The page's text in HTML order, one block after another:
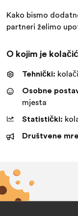
Kako bismo
partneri želimo
O kojim je
Tehnički:
Osobne
mjesta
Statistički:
Društvene